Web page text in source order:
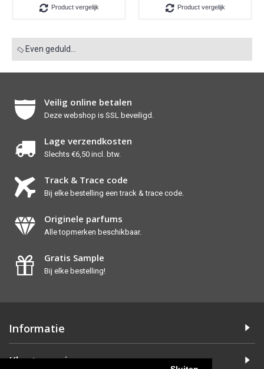
Product vergelijk
Product vergelijk
Even geduld...
Veilig online betalen
Deze webshop is SSL beveiligd.
Lage verzendkosten
Slechts €6,50 incl. btw.
Track & Trace code
Bij elke bestelling een track & trace code.
Originele parfums
Alle topmerken beschikbaar.
Gratis Sample
Bij elke bestelling!
Informatie
Klanteservice